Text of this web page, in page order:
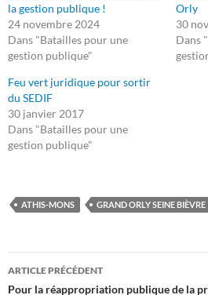
la gestion publique !
24 novembre 2024
Dans "Batailles pour une
gestion publique"
Orly
30
Dans
Feu vert juridique pour sortir
du SEDIF
30 janvier 2017
Dans "Batailles pour une
gestion publique"
ATHIS-MONS GRAND ORLY SEINE BIÈVRE
Navigation
ARTICLE PRÉCÉDENT
Pour la réappropriation publique de la